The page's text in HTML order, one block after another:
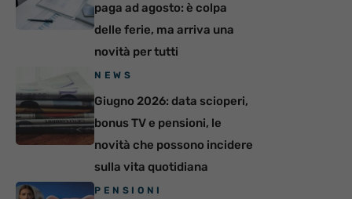
paga ad agosto: è colpa
delle ferie, ma arriva una
novità per tutti
NEWS
Giugno 2026: data scioperi,
bonus TV e pensioni, le
novità che possono incidere
sulla vita quotidiana
PENSIONI